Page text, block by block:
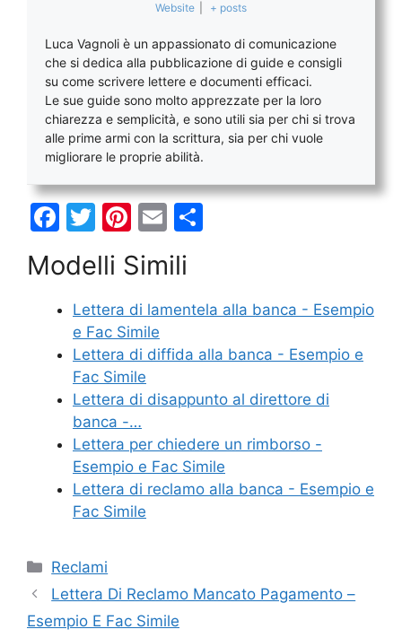
Website + posts
Luca Vagnoli è un appassionato di comunicazione
che si dedica alla pubblicazione di guide e consigli
su come scrivere lettere e documenti efficaci.
Le sue guide sono molto apprezzate per la loro
chiarezza e semplicità, e sono utili sia per chi si trova
alle prime armi con la scrittura, sia per chi vuole
migliorare le proprie abilità.
F
c
e
b
o
o
k
T
w
itt
er
Pi
nt
er
e
st
E
m
ai
l
di
di
Modelli Simili
Lettera di lamentela alla banca - Esempio
e Fac Simile
Lettera di diffida alla banca - Esempio e
Fac Simile
Lettera di disappunto al direttore di
banca -…
Lettera per chiedere un rimborso -
Esempio e Fac Simile
Lettera di reclamo alla banca - Esempio e
Fac Simile
Categorie
Reclami
Lettera Di Reclamo Mancato Pagamento –
Esempio E Fac Simile